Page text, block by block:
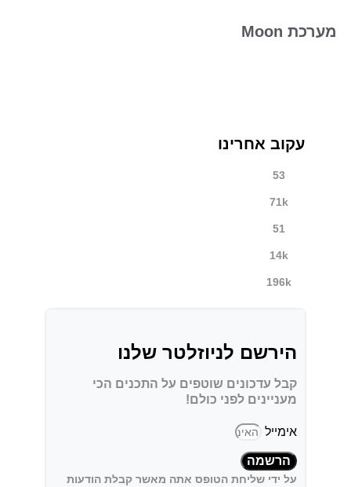
מערכת Moon
עקוב אחרינו
53
71k
51
14k
196k
הירשם לניוזלטר שלנו
קבל עדכונים שוטפים על התכנים הכי
מעניינים לפני כולם!
אימייל
הרשמה
על ידי שליחת הטופס אתה מאשר קבלת הודעות